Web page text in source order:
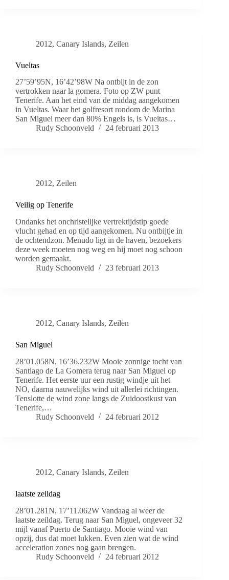
2012, Canary Islands, Zeilen
Vueltas
27’59’95N, 16’42’98W Na ontbijt in de zon
vertrokken naar la gomera. Foto op ZW punt
Tenerife. Aan het eind van de middag aangekomen
in Vueltas. Waar het golfresort rondom de Marina
San Miguel meer dan 80% Engels is, is Vueltas…
Rudy Schoonveld
24 februari 2013
2012, Zeilen
Veilig op Tenerife
Ondanks het onchristelijke vertrektijdstip goede
vlucht gehad en op tijd aangekomen. Nu ontbijtje in
de ochtendzon. Menudo ligt in de haven, bezoekers
deze week moeten nog weg en hij moet nog schoon
worden gemaakt.
Rudy Schoonveld
23 februari 2013
2012, Canary Islands, Zeilen
San Miguel
28’01.058N, 16’36.232W Mooie zonnige tocht van
Santiago de La Gomera terug naar San Miguel op
Tenerife. Het eerste uur een rustig windje uit het
NO, daarna nauwelijks wind uit allerlei richtingen.
Tenslotte de wind zone langs de Zuidoostkust van
Tenerife,…
Rudy Schoonveld
24 februari 2012
2012, Canary Islands, Zeilen
laatste zeildag
28’01.281N, 17’11.062W Vandaag al weer de
laatste zeildag. Terug naar San Miguel, ongeveer 32
mijl vanaf Puerto de Santiago. Mooie wind van
opzij, dus dat moet lukken. Even zien wat de wind
acceleration zones nog gaan brengen.
Rudy Schoonveld
24 februari 2012